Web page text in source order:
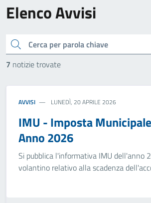
Elenco Avvisi
cerca
7 notizie trovate
AVVISI LUNEDÌ, 20 APRILE 2026
IMU - Imposta
Anno 2026
Si pubblica l'informativa IMU dell'anno
volantino relativo alla scadenza